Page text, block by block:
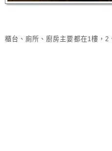
櫃台、廁所、廚房主要都在1樓，2